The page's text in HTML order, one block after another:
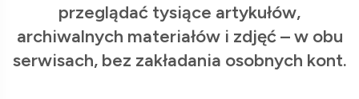
przeglądać tysiące artykułów,
archiwalnych materiałów i zdjęć – w obu
serwisach, bez zakładania osobnych kont.